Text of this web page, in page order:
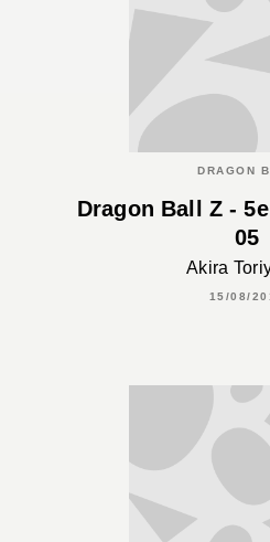
DRAGON
Dragon Ball Z -
05
Akira
15/08/